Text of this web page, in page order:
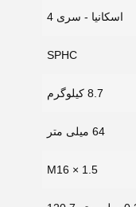
اسکانیا - سری 4
SPHC
8.7 کیلوگرم
64 میلی متر
M16 × 1.5